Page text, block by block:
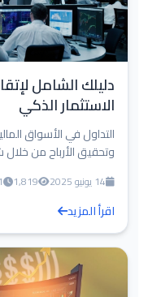
دليلك الشامل
الاستثمار الذكي
التداول في الأسواق
وتحقيق الأرباح من خلال
14 يونيو 2025 1,819 1 دقيقة
اقرأ المزيد